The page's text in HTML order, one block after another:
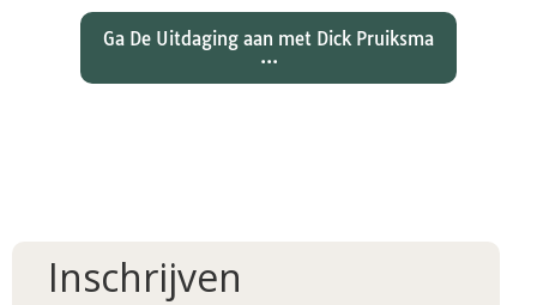
Ga De Uitdaging aan met Dick Pruiksma
...
Inschrijven